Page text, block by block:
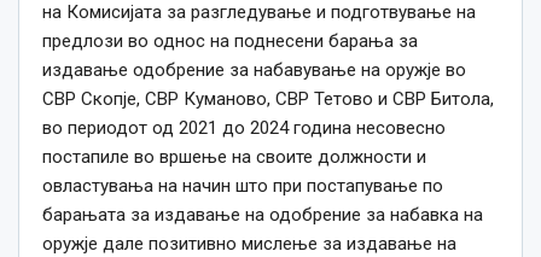
на Комисијата за разгледување и подготвување на
предлози во однос на поднесени барања за
издавање одобрение за набавување на оружје во
СВР Скопје, СВР Куманово, СВР Тетово и СВР Битола,
во периодот од 2021 до 2024 година несовесно
постапиле во вршење на своите должности и
овластувања на начин што при постапување по
барањата за издавање на одобрение за набавка на
оружје дале позитивно мислење за издавање на